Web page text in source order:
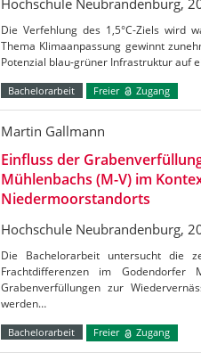
Die Verfehlung des 1,5°C-Ziels wird
Thema Klimaanpassung gewinnt
Potenzial blau-grüner Infrastruktur auf
Bachelorarbeit Freier Zugang
Martin Gallmann
Einfluss der
Mühlenbachs (M-V) im
Niedermoorstandorts
Hochschule Neubrandenburg,
Die Bachelorarbeit untersucht die
Frachtdifferenzen im Godendorfer
Grabenverfüllungen zur
werden…
Bachelorarbeit Freier Zugang